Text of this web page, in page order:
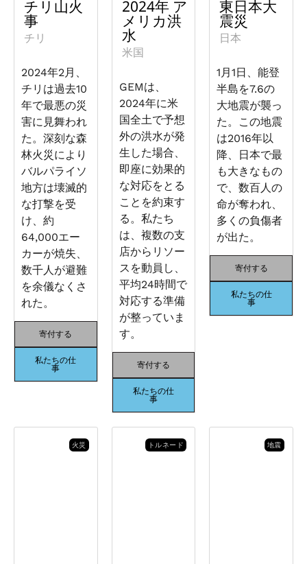
チリ山火
事
チリ
2024年2月、
チリは過去10
年で最悪の災
害に見舞われ
た。深刻な森
林火災により
バルパライソ
地方は壊滅的
な打撃を受
け、約
64,000エー
カーが焼失、
数千人が避難
を余儀なくさ
れた。
寄付する
私たちの仕
事
2024年 ア
メリカ洪
水
米国
GEMは、
2024年に米
国全土で予想
外の洪水が発
生した場合、
即座に効果的
な対応をとる
ことを約束す
る。私たち
は、複数の支
店からリソー
スを動員し、
平均24時間で
対応する準備
が整っていま
す。
寄付する
私たちの仕
事
東日本大
震災
日本
1月1日、能登
半島を7.6の
大地震が襲っ
た。この地震
は2016年以
降、日本で最
も大きなもの
で、数百人の
命が奪われ、
多くの負傷者
が出た。
寄付する
私たちの仕
事
火災 トルネード 地震